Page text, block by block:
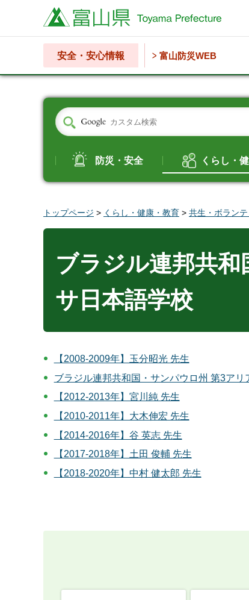
富山県
安全・安心情報 富山防災WEB
防災・安全 くらし・
トップページ > くらし・健康・教育 > 共生・ボラン
ブラジル連邦共
サ日本語学校
【2008-2009年】玉分昭光 先生
ブラジル連邦共和国・サンパウロ州 第3アリ
【2012-2013年】宮川純 先生
【2010-2011年】大木伸宏 先生
【2014-2016年】谷 英志 先生
【2017-2018年】土田 俊輔 先生
【2018-2020年】中村 健太郎 先生